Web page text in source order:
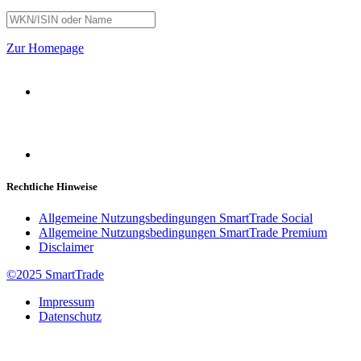
Zur Homepage
Rechtliche Hinweise
Allgemeine Nutzungsbedingungen SmartTrade Social
Allgemeine Nutzungsbedingungen SmartTrade Premium
Disclaimer
©2025 SmartTrade
Impressum
Datenschutz